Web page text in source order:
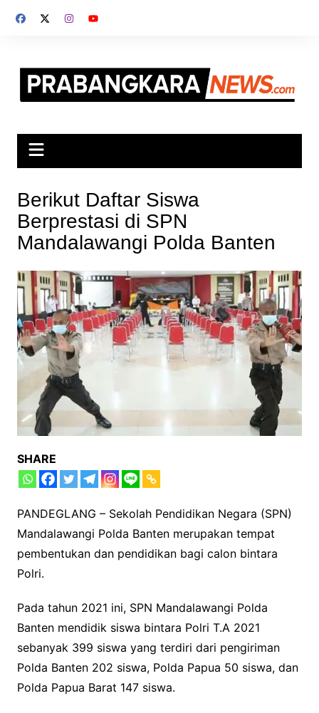
Berikut Daftar Siswa
Berprestasi di SPN
Mandalawangi Polda Banten
SHARE
PANDEGLANG – Sekolah Pendidikan Negara (SPN)
Mandalawangi Polda Banten merupakan tempat
pembentukan dan pendidikan bagi calon bintara
Polri.
Pada tahun 2021 ini, SPN Mandalawangi Polda
Banten mendidik siswa bintara Polri T.A 2021
sebanyak 399 siswa yang terdiri dari pengiriman
Polda Banten 202 siswa, Polda Papua 50 siswa, dan
Polda Papua Barat 147 siswa.